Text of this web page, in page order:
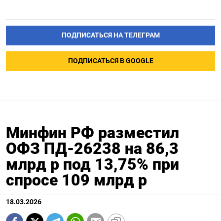
ПОДПИСАТЬСЯ НА ТЕЛЕГРАМ
ПОДПИСАТЬСЯ В GOOGLE
Минфин РФ разместил
ОФЗ ПД-26238 на 86,3
млрд р под 13,75% при
спросе 109 млрд р
18.03.2026